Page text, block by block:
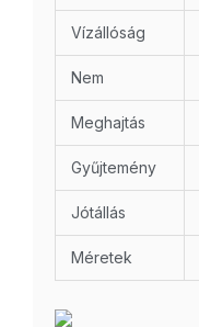
Vízállóság
Nem
Meghajtás
Gyűjtemény
Jótállás
Méretek